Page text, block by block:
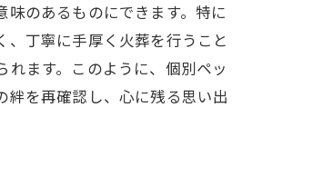
のあるものにできます。特に
丁寧に手厚く火葬を行うこと
ます。このように、個別ペッ
絆を再確認し、心に残る思い出